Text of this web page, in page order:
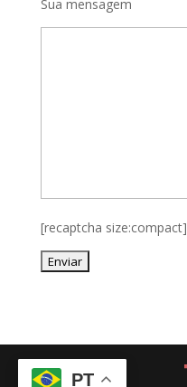
Sua mensagem
[recaptcha size:compact]
PT